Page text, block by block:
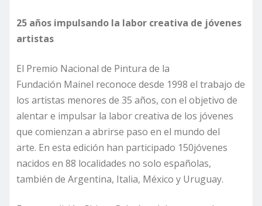
25 años impulsando la labor creativa de jóvenes
artistas
El Premio Nacional de Pintura de la
Fundación Mainel reconoce desde 1998 el trabajo de
los artistas menores de 35 años, con el objetivo de
alentar e impulsar la labor creativa de los jóvenes
que comienzan a abrirse paso en el mundo del
arte. En esta edición han participado 150jóvenes
nacidos en 88 localidades no solo españolas,
también de Argentina, Italia, México y Uruguay.